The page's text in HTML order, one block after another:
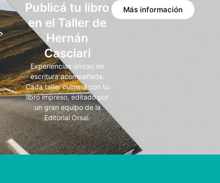
Publicá tu libro
en el Taller de
Hernán
Casciari
Experiencias únicas de
escritura acompañada.
Cada taller culmina con tu
libro impreso, editado por
un gran equipo de la
Editorial Orsai.
Más información